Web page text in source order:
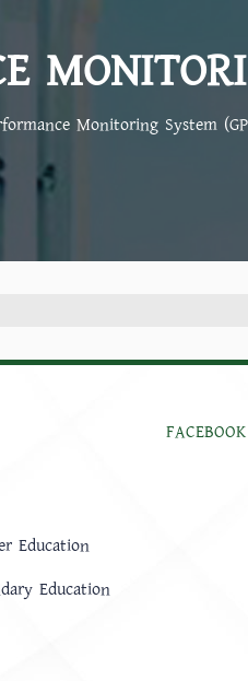
Monitoring System
Education
Education
FACEBOOK